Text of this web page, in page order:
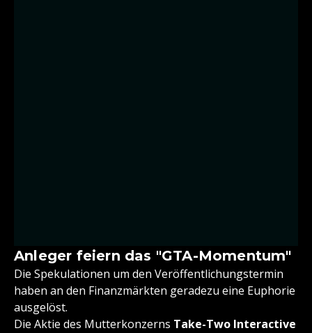
Anleger feiern das "GTA-Momentum"
Die Spekulationen um den Veröffentlichungstermin
haben an den Finanzmärkten geradezu eine Euphorie
ausgelöst.
Die Aktie des Mutterkonzerns Take-Two Interactive